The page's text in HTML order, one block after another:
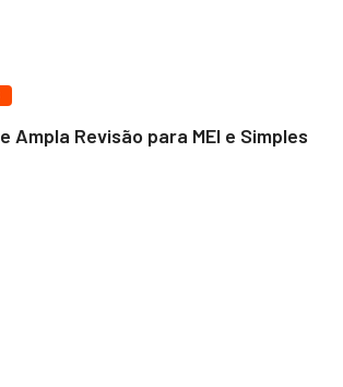
Ampla Revisão para MEI e Simples